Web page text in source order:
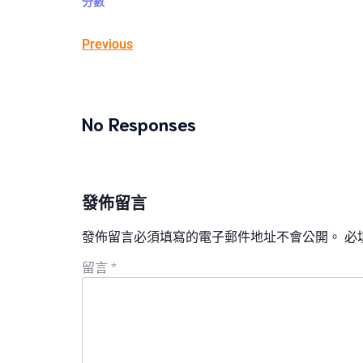
Previous
No Responses
發佈留言
發佈留言必須填寫的電子郵件地址不會公開。 必
留言 *